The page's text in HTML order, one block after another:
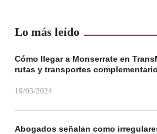
Lo más leído
Cómo llegar a Monserrate en
rutas y transportes
19/03/2024
Abogados señalan como